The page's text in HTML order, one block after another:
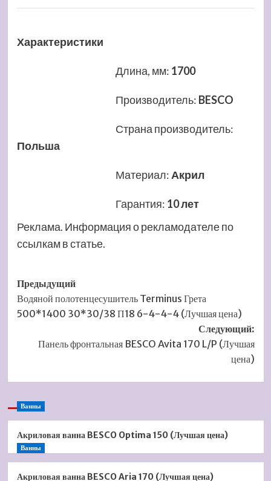
Характеристики
Длина, мм: 1700
Производитель: BESCO
Страна производитель:
Польша
Материал: Акрил
Гарантия: 10 лет
Реклама. Информация о рекламодателе по
ссылкам в статье.
Навигация
записи
Предыдущий
Водяной полотенцесушитель Terminus Грета
500*1400 30*30/38 П18 6-4-4-4 (Лучшая цена)
Следующий:
Панель фронтальная BESCO Avita 170 L/P (Лучшая
цена)
Ванны
Акриловая ванна BESCO Optima 150 (Лучшая цена)
Ванны
Акриловая ванна BESCO Aria 170 (Лучшая цена)